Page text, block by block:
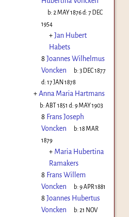
b:2 MAY 1876d:7 DEC
1954
+Jan Hubert
Habets
8 Joannes Wilhelmus
Voncken
b:3 DEC 1877
d: 17 JAN 1878
+Anna Maria Hartmans
b:ABT 1851 d:9 MAY 1903
8 Frans Joseph
Voncken
b:18 MAR
1879
+ Maria Hubertina
Ramakers
8 Frans Willem
Voncken
b:9 APR 1881
8 Joannes Hubertus
Voncken
b:21 NOV